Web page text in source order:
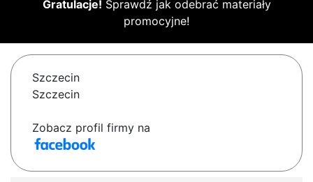
Gratulacje! Sprawdź jak odebrać materiały
promocyjne!
Szczecin
Szczecin
Zobacz profil firmy na